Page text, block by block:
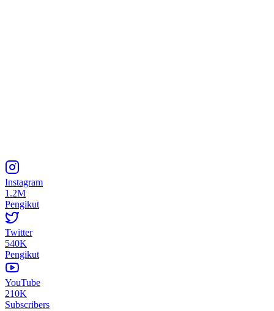
Instagram
1.2M
Pengikut
Twitter
540K
Pengikut
YouTube
210K
Subscribers